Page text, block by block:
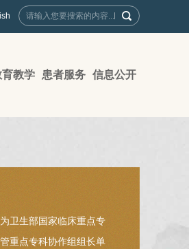
育教学 患者服务 信息公开
卫生部国家临床重点专
重点专科协作组组长单